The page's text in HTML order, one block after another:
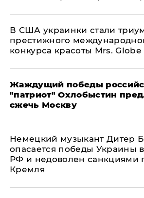
В США украинки стали
престижного
конкурса красоты Mrs. Globe
Жаждущий победы
"патриот" Охлобыстин
сжечь Москву
Немецкий музыкант Дитер
опасается победы Украины
РФ и недоволен санкциями
Кремля